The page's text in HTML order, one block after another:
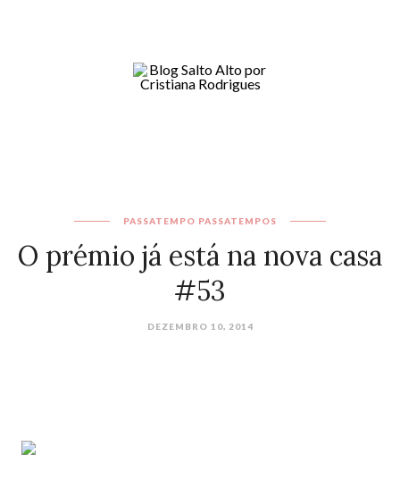
PASSATEMPO PASSATEMPOS
O prémio já está na nova casa
#53
DEZEMBRO 10, 2014